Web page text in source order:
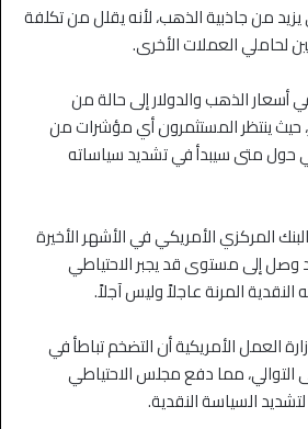
من جاذبية الذهب، لأنه يقلل من تكلفة
لحاملي العملات الأخرى.
أسعار الذهب والدولار إلى حالة من
حيث ينتظر المستثمرون أي مؤشرات من
حول متى سيبدأ في تشديد سياساته
المركزي الأمريكي في الأشهر الأخيرة
وصل إلى مستوى قد يجبر الاحتياطي
النقدية المرنة عاجلاً وليس آجلاً.
العمل الأمريكية أن التضخم تباطأ في
مما دفع مجلس الاحتياطي
السياسة النقدية.